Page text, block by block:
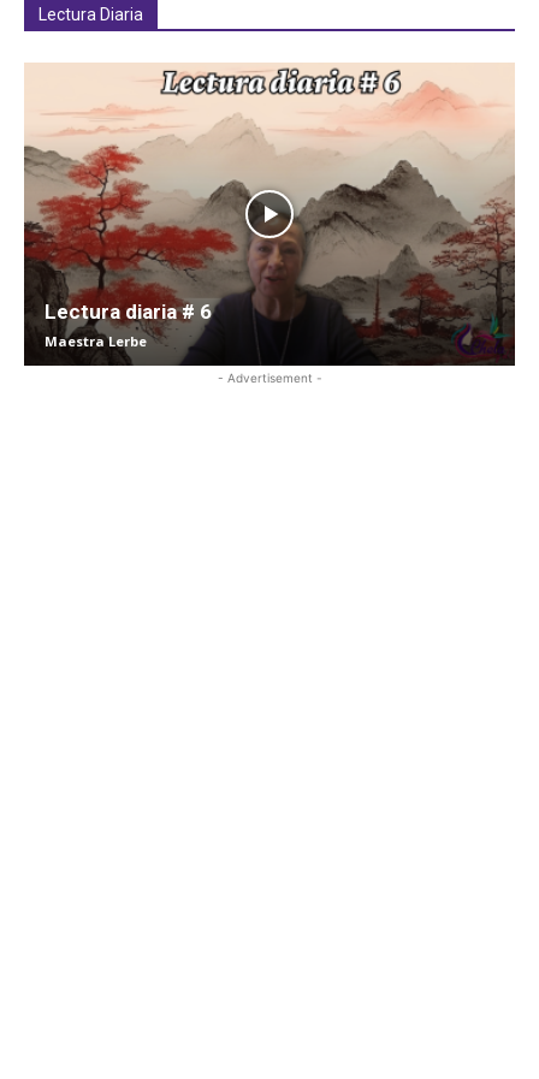
Lectura Diaria
Lectura diaria # 6
Maestra Lerbe
- Advertisement -